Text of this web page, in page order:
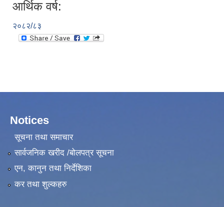
आर्थिक वर्ष:
२०८२/८३
Notices
सूचना तथा समाचार
सार्वजनिक खरीद /बोलपत्र सूचना
एन, कानुन तथा निर्देशिका
कर तथा शुल्कहरु